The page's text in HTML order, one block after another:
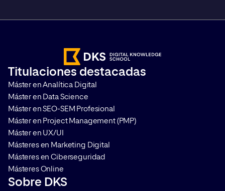
Titulaciones destacadas
Máster en Analítica Digital
Máster en Data Science
Máster en SEO-SEM Profesional
Máster en Project Management (PMP)
Máster en UX/UI
Másteres en Marketing Digital
Másteres en Ciberseguridad
Másteres Online
Sobre DKS